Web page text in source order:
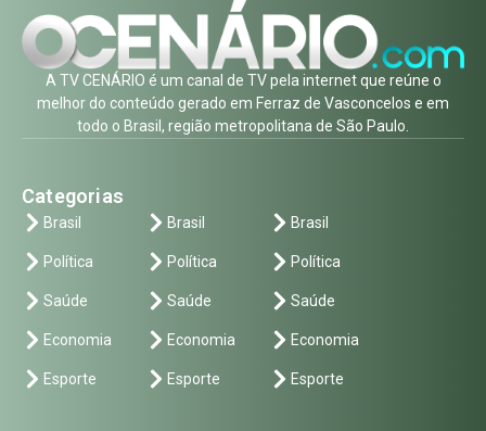
A TV CENÁRIO é um canal de TV pela internet que reúne o
melhor do conteúdo gerado em Ferraz de Vasconcelos e em
todo o Brasil, região metropolitana de São Paulo.
Categorias
Brasil
Política
Saúde
Economia
Esporte
Brasil
Política
Saúde
Economia
Esporte
Brasil
Política
Saúde
Economia
Esporte